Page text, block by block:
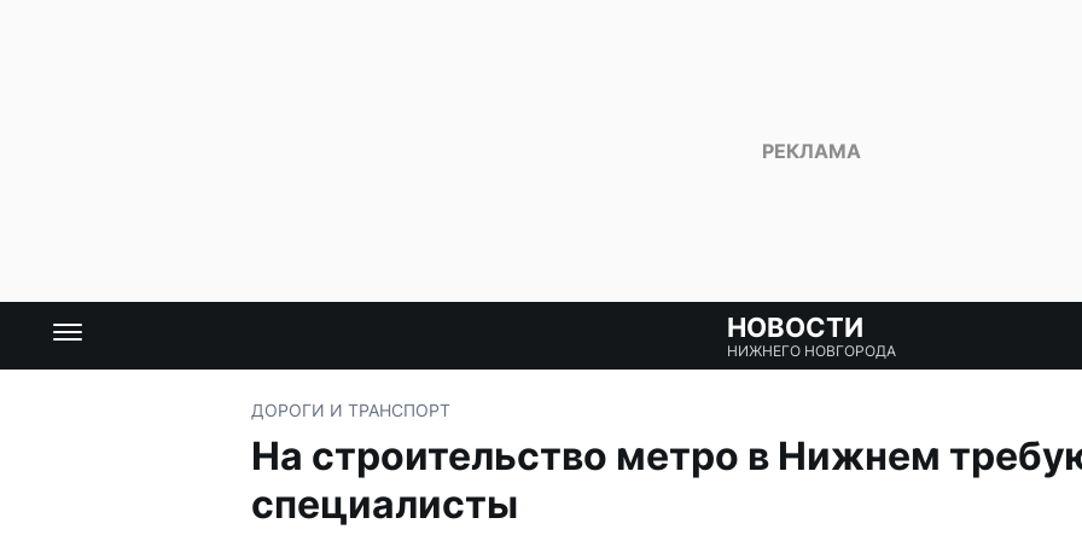
НОВОСТИ
НИЖНЕГО НОВГОРОДА
ДОРОГИ И ТРАНСПОРТ
На строительство метро в Нижнем
специалисты